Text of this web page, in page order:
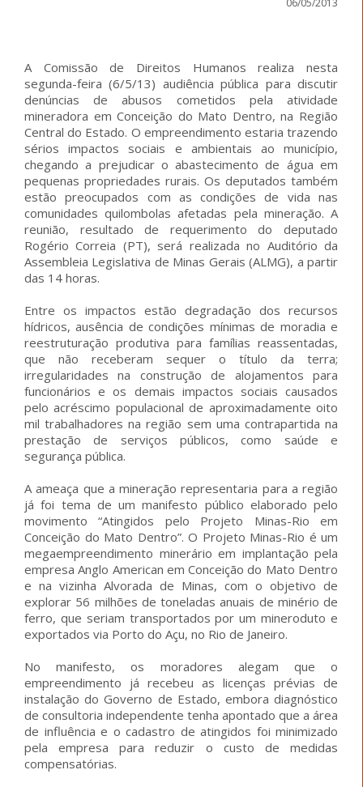
A Comissão de Direitos Humanos realiza nesta
segunda-feira (6/5/13) audiência pública para discutir
denúncias de abusos cometidos pela atividade
mineradora em Conceição do Mato Dentro, na Região
Central do Estado. O empreendimento estaria trazendo
sérios impactos sociais e ambientais ao município,
chegando a prejudicar o abastecimento de água em
pequenas propriedades rurais. Os deputados também
estão preocupados com as condições de vida nas
comunidades quilombolas afetadas pela mineração. A
reunião, resultado de requerimento do deputado
Rogério Correia (PT), será realizada no Auditório da
Assembleia Legislativa de Minas Gerais (ALMG), a partir
das 14 horas.
Entre os impactos estão degradação dos recursos
hídricos, ausência de condições mínimas de moradia e
reestruturação produtiva para famílias reassentadas,
que não receberam sequer o título da terra;
irregularidades na construção de alojamentos para
funcionários e os demais impactos sociais causados
pelo acréscimo populacional de aproximadamente oito
mil trabalhadores na região sem uma contrapartida na
prestação de serviços públicos, como saúde e
segurança pública.
A ameaça que a mineração representaria para a região
já foi tema de um manifesto público elaborado pelo
movimento “Atingidos pelo Projeto Minas-Rio em
Conceição do Mato Dentro”. O Projeto Minas-Rio é um
megaempreendimento minerário em implantação pela
empresa Anglo American em Conceição do Mato Dentro
e na vizinha Alvorada de Minas, com o objetivo de
explorar 56 milhões de toneladas anuais de minério de
ferro, que seriam transportados por um mineroduto e
exportados via Porto do Açu, no Rio de Janeiro.
No manifesto, os moradores alegam que o
empreendimento já recebeu as licenças prévias de
instalação do Governo de Estado, embora diagnóstico
de consultoria independente tenha apontado que a área
de influência e o cadastro de atingidos foi minimizado
pela empresa para reduzir o custo de medidas
compensatórias.